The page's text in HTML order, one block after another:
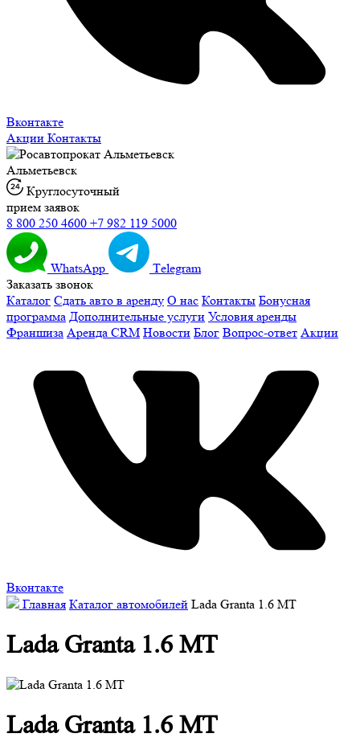
Вконтакте
Акции Контакты
Альметьевск
Круглосуточный
прием заявок
8 800 250 4600 +7 982 119 5000
WhatsApp
Тelegram
Заказать звонок
Каталог Сдать авто в аренду О нас Контакты Бонусная
программа Дополнительные услуги Условия аренды
Франшиза Аренда CRM Новости Блог Вопрос-ответ Акции
Вконтакте
Главная Каталог автомобилей Lada Granta 1.6 MT
Lada Granta 1.6 MT
Lada Granta 1.6 MT